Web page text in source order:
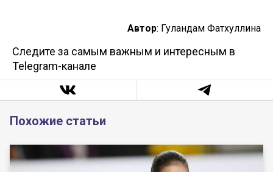
Автор: Гуландам Фатхуллина
Следите за самым важным и интересным в
Telegram-канале
Похожие статьи